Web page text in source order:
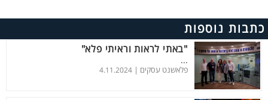
כתבות נוספות
"באתי לראות וראיתי פלא"
...
פלאשנט עסקים | 4.11.2024